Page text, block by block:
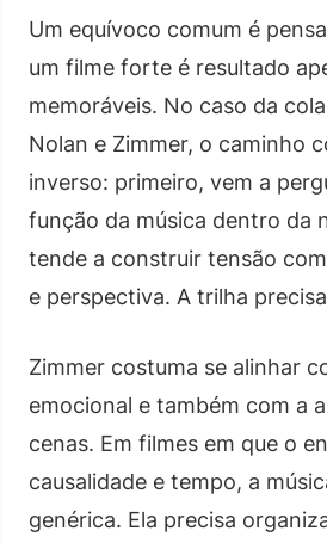
Um equívoco comum é
um filme forte é resultado
memoráveis. No caso da
Nolan e Zimmer, o caminho
inverso: primeiro, vem a
função da música dentro da
tende a construir tensão
e perspectiva. A trilha
Zimmer costuma se alinhar
emocional e também com a
cenas. Em filmes em que o
causalidade e tempo, a
genérica. Ela precisa